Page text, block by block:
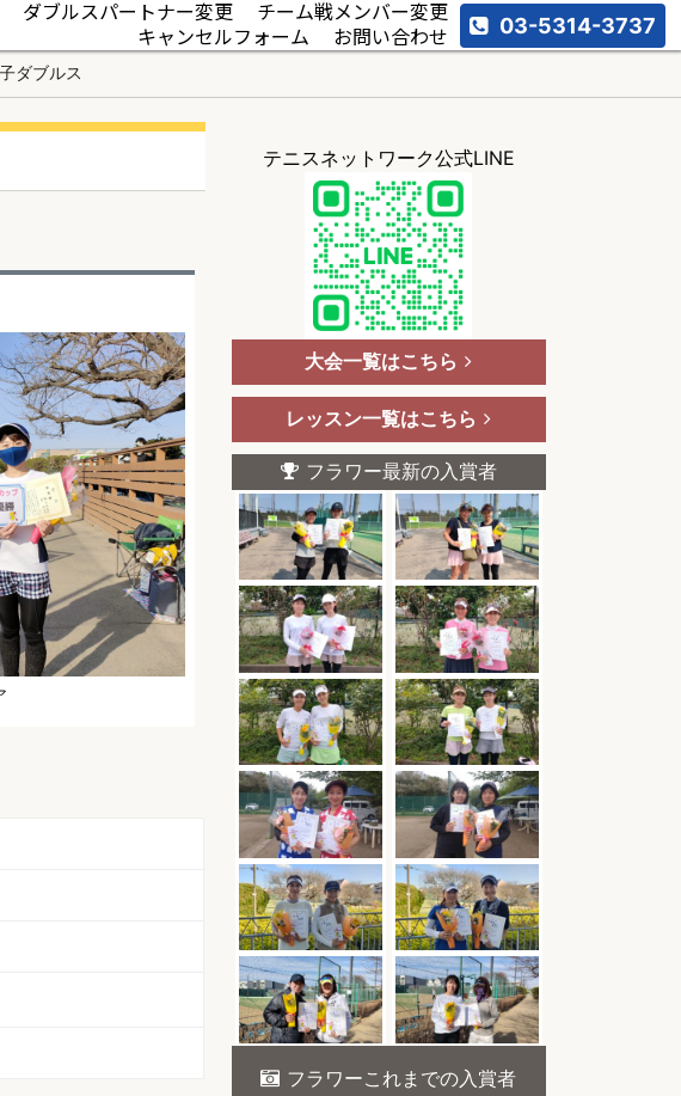
ダブルスパートナー変更
チーム戦メンバー変更
キャンセルフォーム
お問い合わせ 03-5314-3737
ダブルス
テニスネットワーク公式LINE
大会一覧はこちら
レッスン一覧はこちら
フラワー最新の入賞者
フラワーこれまでの入賞者